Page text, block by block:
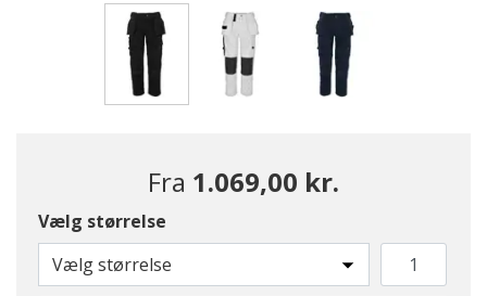
Fra 1.069,00 kr.
Vælg størrelse
Vælg størrelse